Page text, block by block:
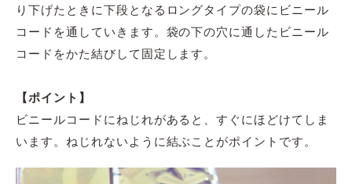
り下げたときに下段となるロングタイプの袋に ビニール
コード を通していきます。 袋の下の穴に通した ビニール
コード をかた結びして固定します。
【ポイント】
ビニールコードにねじれがあると 、すぐにほどけてしま
います。ねじれないように結ぶことがポイントです。